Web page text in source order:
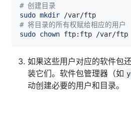
# 创建目录
sudo mkdir
# 将目录的所有权赋给相应的用户
sudo chown
如果这些用户对应的软件包
装它们。软件包管理器（如
动创建必要的用户和目录。